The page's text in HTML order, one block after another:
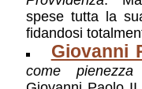
spese tutta la
fidandosi
Giovanni
come pienezza